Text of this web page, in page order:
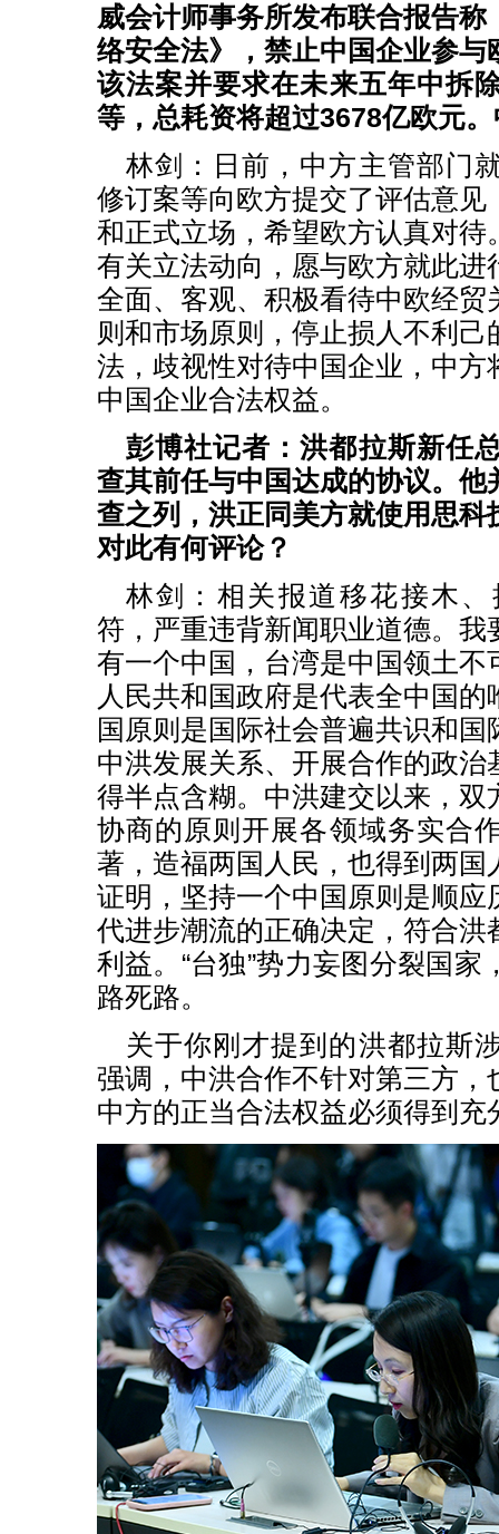
威会计师事务所发布联合报告
络安全法》，禁止中国企业参与
该法案并要求在未来五年中拆
等，总耗资将超过3678亿欧元
林剑：日前，中方主管部门
修订案等向欧方提交了评估意见
和正式立场，希望欧方认真对待
有关立法动向，愿与欧方就此进
全面、客观、积极看待中欧经贸
则和市场原则，停止损人不利
法，歧视性对待中国企业，中方
中国企业合法权益。
彭博社记者：洪都拉斯新任
查其前任与中国达成的协议。他
查之列，洪正同美方就使用思科
对此有何评论？
林剑：相关报道移花接木
符，严重违背新闻职业道德。我
有一个中国，台湾是中国领土不
人民共和国政府是代表全中国
国原则是国际社会普遍共识和
中洪发展关系、开展合作的政治
得半点含糊。中洪建交以来，双
协商的原则开展各领域务实合
著，造福两国人民，也得到两国
证明，坚持一个中国原则是顺应
代进步潮流的正确决定，符合洪
利益。“台独”势力妄图分裂国
路死路。
关于你刚才提到的洪都拉斯
强调，中洪合作不针对第三方，
中方的正当合法权益必须得到充